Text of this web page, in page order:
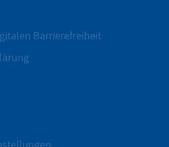
Barrierefreiheit